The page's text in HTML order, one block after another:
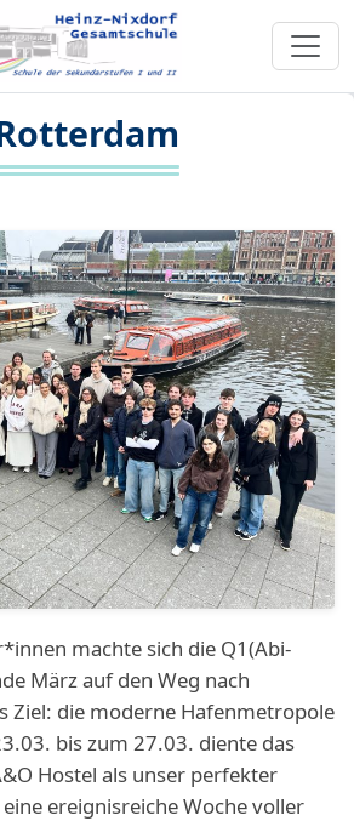
machte sich die Q1(Abi-
März auf den Weg nach
Ziel: die moderne Hafenmetropole
bis zum 27.03. diente das
Hostel als unser perfekter
ereignisreiche Woche voller